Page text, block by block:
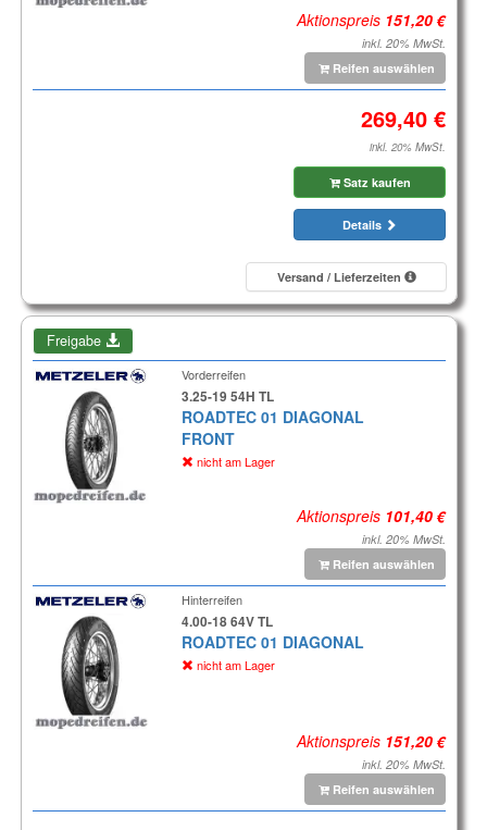
Aktionspreis
inkl. 20% MwSt.
Reifen auswählen
inkl. 20% MwSt.
Satz kaufen
Details
Versand / Lieferzeiten
Freigabe
Vorderreifen
3.25-19 54H TL
ROADTEC 01 DIAGONAL
FRONT
nicht am Lager
Aktionspreis
inkl. 20% MwSt.
Reifen auswählen
Hinterreifen
4.00-18 64V TL
ROADTEC 01 DIAGONAL
nicht am Lager
Aktionspreis
inkl. 20% MwSt.
Reifen auswählen